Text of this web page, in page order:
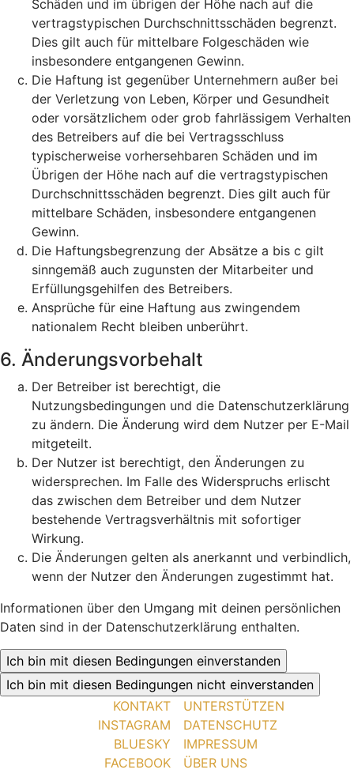
Schäden und im übrigen der Höhe nach auf die
vertragstypischen Durchschnittsschäden begrenzt.
Dies gilt auch für mittelbare Folgeschäden wie
insbesondere entgangenen Gewinn.
Die Haftung ist gegenüber Unternehmern außer bei
der Verletzung von Leben, Körper und Gesundheit
oder vorsätzlichem oder grob fahrlässigem Verhalten
des Betreibers auf die bei Vertragsschluss
typischerweise vorhersehbaren Schäden und im
Übrigen der Höhe nach auf die vertragstypischen
Durchschnittsschäden begrenzt. Dies gilt auch für
mittelbare Schäden, insbesondere entgangenen
Gewinn.
Die Haftungsbegrenzung der Absätze a bis c gilt
sinngemäß auch zugunsten der Mitarbeiter und
Erfüllungsgehilfen des Betreibers.
Ansprüche für eine Haftung aus zwingendem
nationalem Recht bleiben unberührt.
6. Änderungsvorbehalt
Der Betreiber ist berechtigt, die
Nutzungsbedingungen und die Datenschutzerklärung
zu ändern. Die Änderung wird dem Nutzer per E-Mail
mitgeteilt.
Der Nutzer ist berechtigt, den Änderungen zu
widersprechen. Im Falle des Widerspruchs erlischt
das zwischen dem Betreiber und dem Nutzer
bestehende Vertragsverhältnis mit sofortiger
Wirkung.
Die Änderungen gelten als anerkannt und verbindlich,
wenn der Nutzer den Änderungen zugestimmt hat.
Informationen über den Umgang mit deinen persönlichen
Daten sind in der Datenschutzerklärung enthalten.
KONTAKT
INSTAGRAM
BLUESKY
FACEBOOK
UNTERSTÜTZEN
DATENSCHUTZ
IMPRESSUM
ÜBER UNS